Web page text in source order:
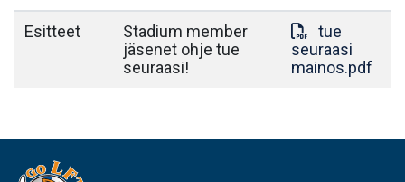
Esitteet
Stadium member
jäsenet ohje tue
seuraasi!
tue
seuraasi
mainos.pdf